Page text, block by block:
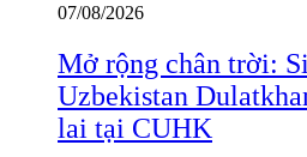
07/08/2026
Mở rộng chân trời:
Uzbekistan
lai tại CUHK